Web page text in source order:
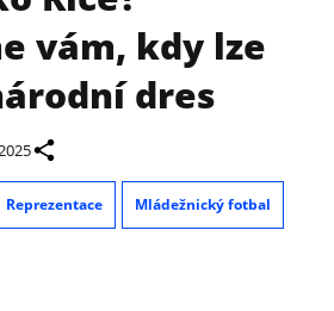
vám, kdy lze
dres
Reprezentace Mládežnický fotbal